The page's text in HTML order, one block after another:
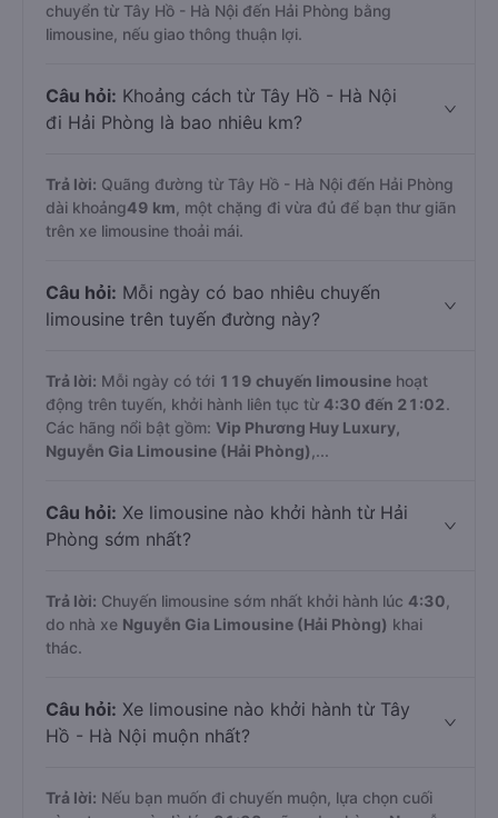
chuyển từ Tây Hồ - Hà Nội đến Hải Phòng bằng
limousine, nếu giao thông thuận lợi.
Câu hỏi: Khoảng cách từ Tây Hồ - Hà Nội
đi Hải Phòng là bao nhiêu km?
Trả lời: Quãng đường từ Tây Hồ - Hà Nội đến Hải Phòng
dài khoảng49 km , một chặng đi vừa đủ để bạn thư giãn
trên xe limousine thoải mái.
Câu hỏi: Mỗi ngày có bao nhiêu chuyến
limousine trên tuyến đường này?
Trả lời: Mỗi ngày có tới 119 chuyến limousine hoạt
động trên tuyến, khởi hành liên tục từ 4:30 đến 21:02.
Các hãng nổi bật gồm: Vip Phương Huy Luxury,
Nguyễn Gia Limousine (Hải Phòng) ,...
Câu hỏi: Xe limousine nào khởi hành từ Hải
Phòng sớm nhất?
Trả lời: Chuyến limousine sớm nhất khởi hành lúc 4:30
do nhà xe Nguyễn Gia Limousine (Hải Phòng) khai
thác.
Câu hỏi: Xe limousine nào khởi hành từ Tây
Hồ - Hà Nội muộn nhất?
Trả lời: Nếu bạn muốn đi chuyến muộn, lựa chọn cuối